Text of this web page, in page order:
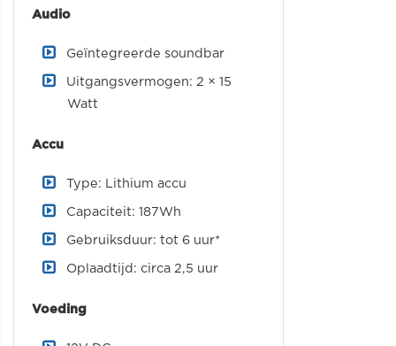
Audio
Geïntegreerde soundbar
Uitgangsvermogen: 2 × 15
Watt
Accu
Type: Lithium accu
Capaciteit: 187Wh
Gebruiksduur: tot 6 uur*
Oplaadtijd: circa 2,5 uur
Voeding